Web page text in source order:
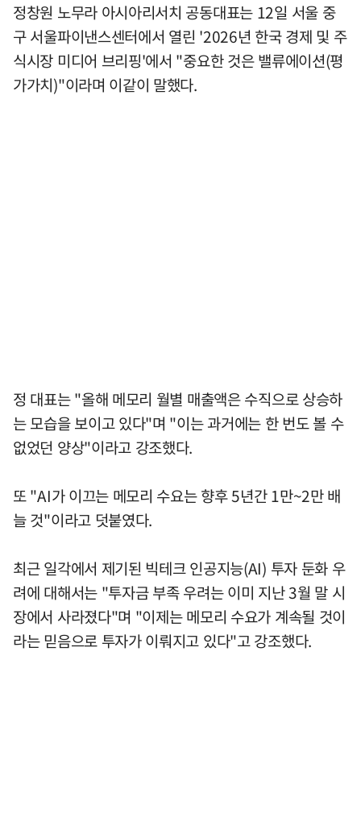
정창원 노무라 아시아리서치 공동대표는 12일 서울 중
구 서울파이낸스센터에서 열린 '2026년 한국 경제 및 주
식시장 미디어 브리핑'에서 "중요한 것은 밸류에이션(평
가가치)"이라며 이같이 말했다.
정 대표는 "올해 메모리 월별 매출액은 수직으로 상승하
는 모습을 보이고 있다"며 "이는 과거에는 한 번도 볼 수
없었던 양상"이라고 강조했다.
또 "AI가 이끄는 메모리 수요는 향후 5년간 1만~2만 배
늘 것"이라고 덧붙였다.
최근 일각에서 제기된 빅테크 인공지능(AI) 투자 둔화 우
려에 대해서는 "투자금 부족 우려는 이미 지난 3월 말 시
장에서 사라졌다"며 "이제는 메모리 수요가 계속될 것이
라는 믿음으로 투자가 이뤄지고 있다"고 강조했다.